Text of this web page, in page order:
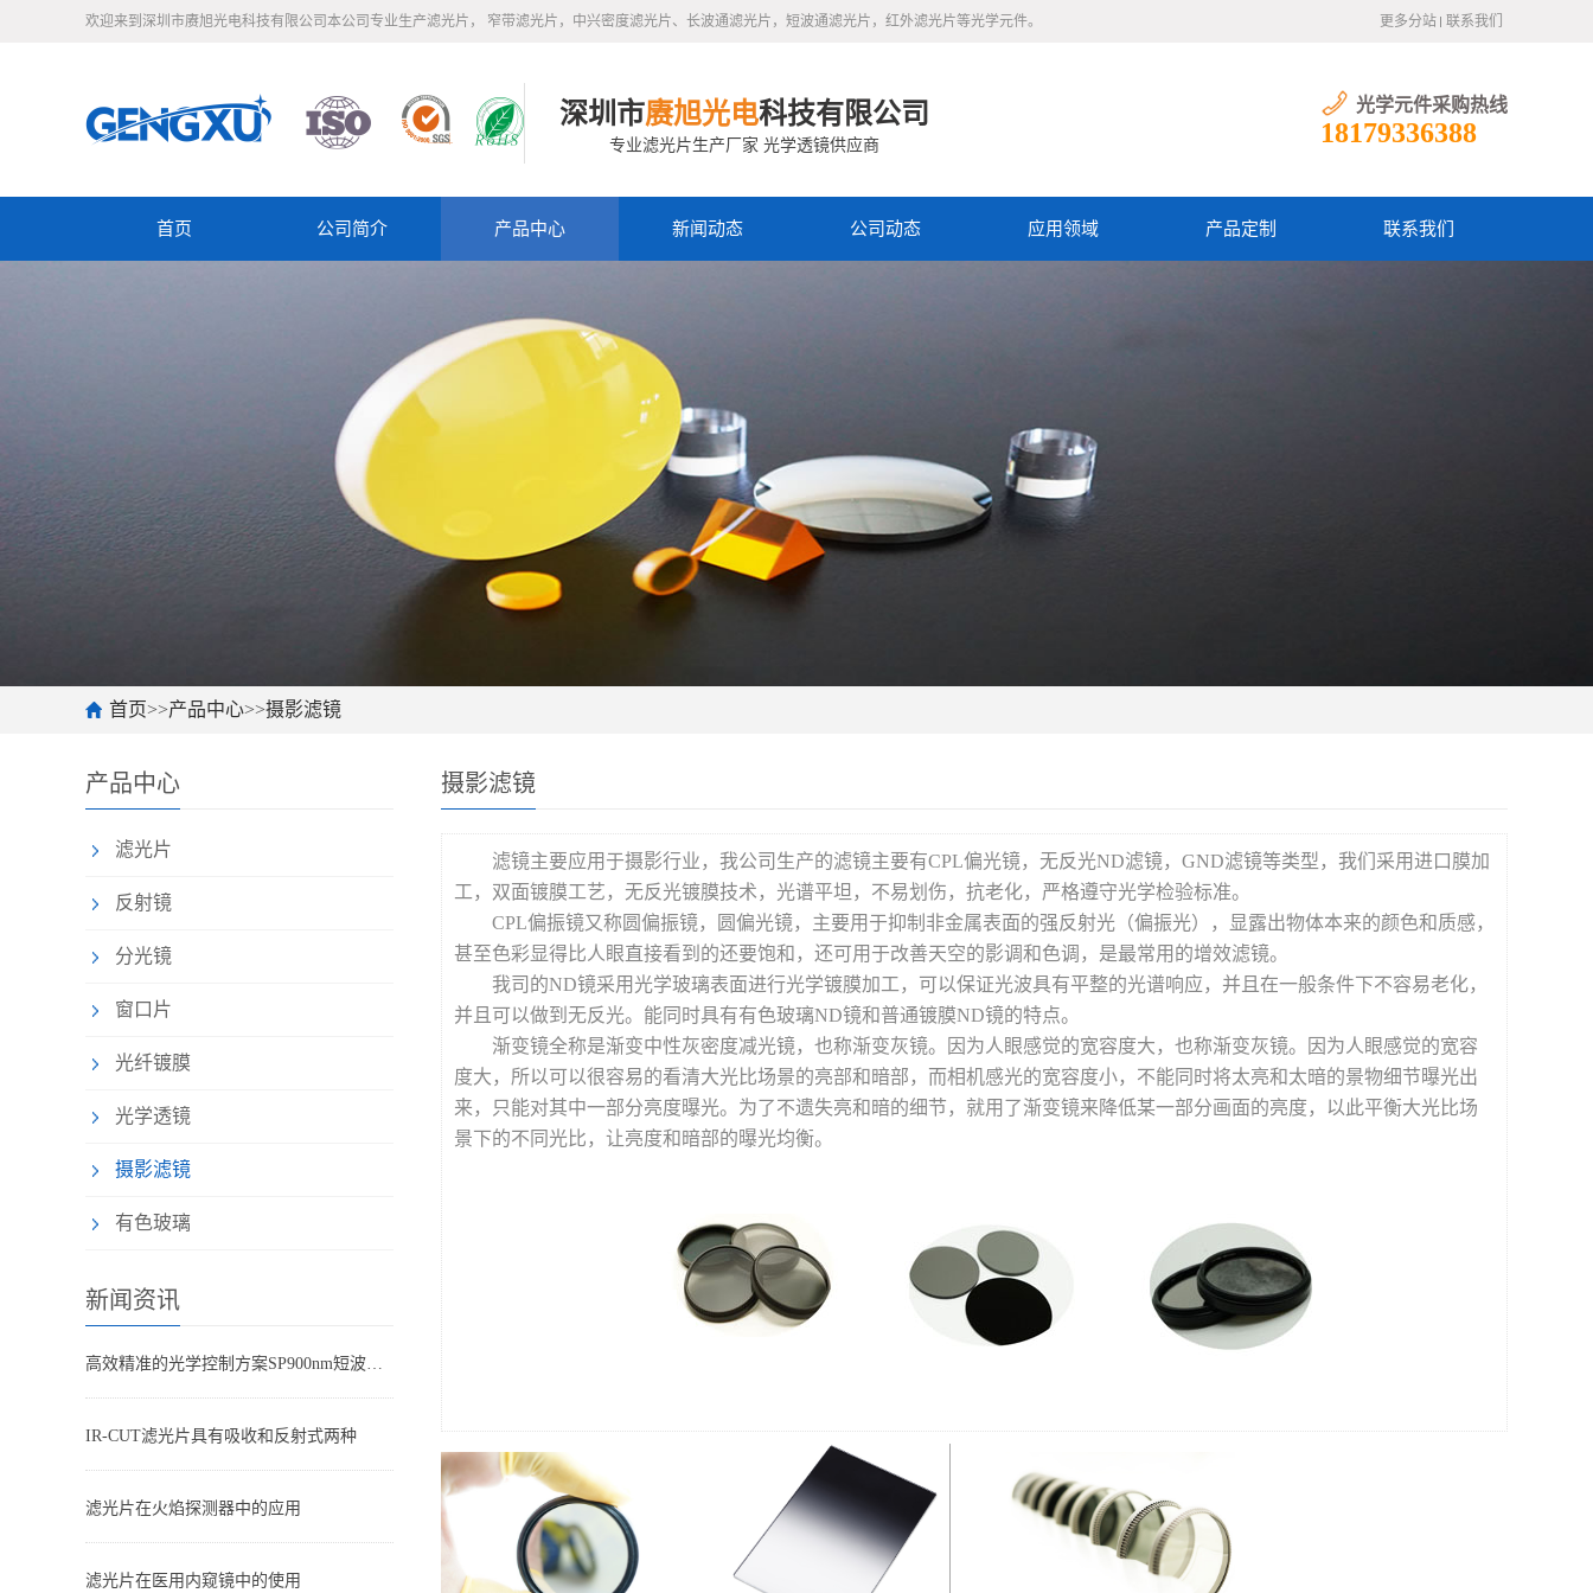
欢迎来到深圳市赓旭光电科技有限公司本公司专业生产滤光片， 窄带滤光片，中兴密度滤光片、长波通滤光片，短波通滤光片，红外滤光片等光学元件。 更多分站 联系我们
深圳市赓旭光电科技有限公司
专业滤光片生产厂家 光学透镜供应商
光学元件采购热线
18179336388
首页 公司简介 产品中心 新闻动态 公司动态 应用领域 产品定制 联系我们
首页>>产品中心>>摄影滤镜
产品中心
滤光片
反射镜
分光镜
窗口片
光纤镀膜
光学透镜
摄影滤镜
有色玻璃
新闻资讯
高效精准的光学控制方案SP900nm短波通滤光片
IR-CUT滤光片具有吸收和反射式两种
滤光片在火焰探测器中的应用
滤光片在医用内窥镜中的使用
摄影滤镜
滤镜主要应用于摄影行业，我公司生产的滤镜主要有CPL偏光镜，无反光ND滤镜，GND滤镜等类型，我们采用进口膜加
工，双面镀膜工艺，无反光镀膜技术，光谱平坦，不易划伤，抗老化，严格遵守光学检验标准。
CPL偏振镜又称圆偏振镜，圆偏光镜，主要用于抑制非金属表面的强反射光（偏振光），显露出物体本来的颜色和质感，
甚至色彩显得比人眼直接看到的还要饱和，还可用于改善天空的影调和色调，是最常用的增效滤镜。
我司的ND镜采用光学玻璃表面进行光学镀膜加工，可以保证光波具有平整的光谱响应，并且在一般条件下不容易老化，
并且可以做到无反光。能同时具有有色玻璃ND镜和普通镀膜ND镜的特点。
渐变镜全称是渐变中性灰密度减光镜，也称渐变灰镜。因为人眼感觉的宽容度大，也称渐变灰镜。因为人眼感觉的宽容
度大，所以可以很容易的看清大光比场景的亮部和暗部，而相机感光的宽容度小，不能同时将太亮和太暗的景物细节曝光出
来，只能对其中一部分亮度曝光。为了不遗失亮和暗的细节，就用了渐变镜来降低某一部分画面的亮度，以此平衡大光比场
景下的不同光比，让亮度和暗部的曝光均衡。